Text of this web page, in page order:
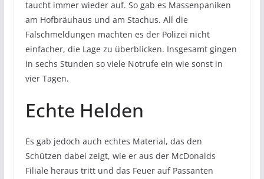
taucht immer wieder auf. So gab es Massenpaniken
am Hofbräuhaus und am Stachus. All die
Falschmeldungen machten es der Polizei nicht
einfacher, die Lage zu überblicken. Insgesamt gingen
in sechs Stunden so viele Notrufe ein wie sonst in
vier Tagen.
Echte Helden
Es gab jedoch auch echtes Material, das den
Schützen dabei zeigt, wie er aus der McDonalds
Filiale heraus tritt und das Feuer auf Passanten